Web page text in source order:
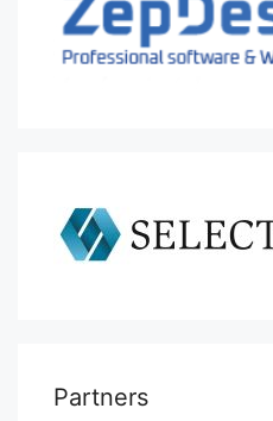
Partners